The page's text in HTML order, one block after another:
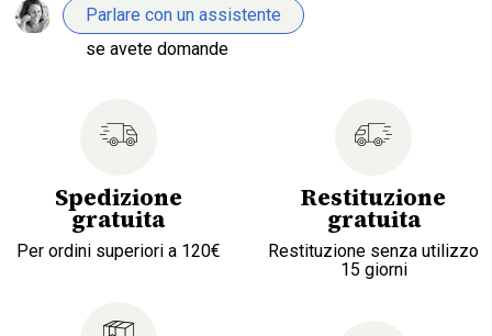
Parlare con un assistente
se avete domande
Spedizione
gratuita
Per ordini superiori a 120€
Restituzione
gratuita
Restituzione senza utilizzo
15 giorni